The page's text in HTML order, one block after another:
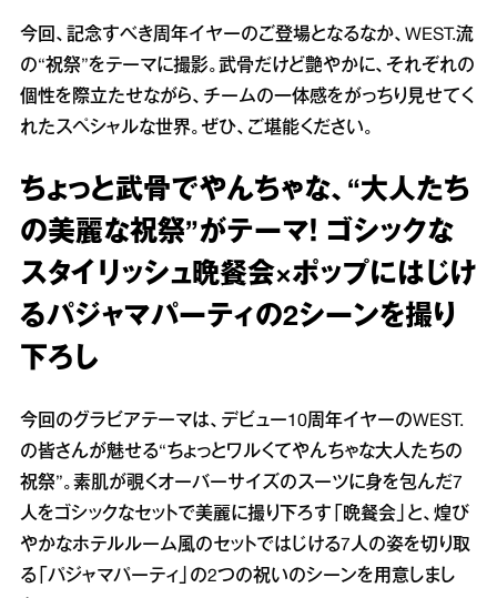
今回、記念すべき周年イヤーのご登場となるなか、WEST.流
の“祝祭”をテーマに撮影。武骨だけど艶やかに、それぞれの
個性を際立たせながら、チームの一体感をがっちり見せてく
れたスペシャルな世界。ぜひ、ご堪能ください。
ちょっと武骨でやんちゃな、“大人たち
の美麗な祝祭”がテーマ！ ゴシックな
スタイリッシュ晩餐会×ポップにはじけ
るパジャマパーティの2シーンを撮り
下ろし
今回のグラビアテーマは、デビュー10周年イヤーのWEST.
の皆さんが魅せる“ちょっとワルくてやんちゃな大人たちの
祝祭”。素肌が覗くオーバーサイズのスーツに身を包んだ7
人をゴシックなセットで美麗に撮り下ろす「晩餐会」と、煌び
やかなホテルルーム風のセットではじける7人の姿を切り取
る「パジャマパーティ」の2つの祝いのシーンを用意しまし